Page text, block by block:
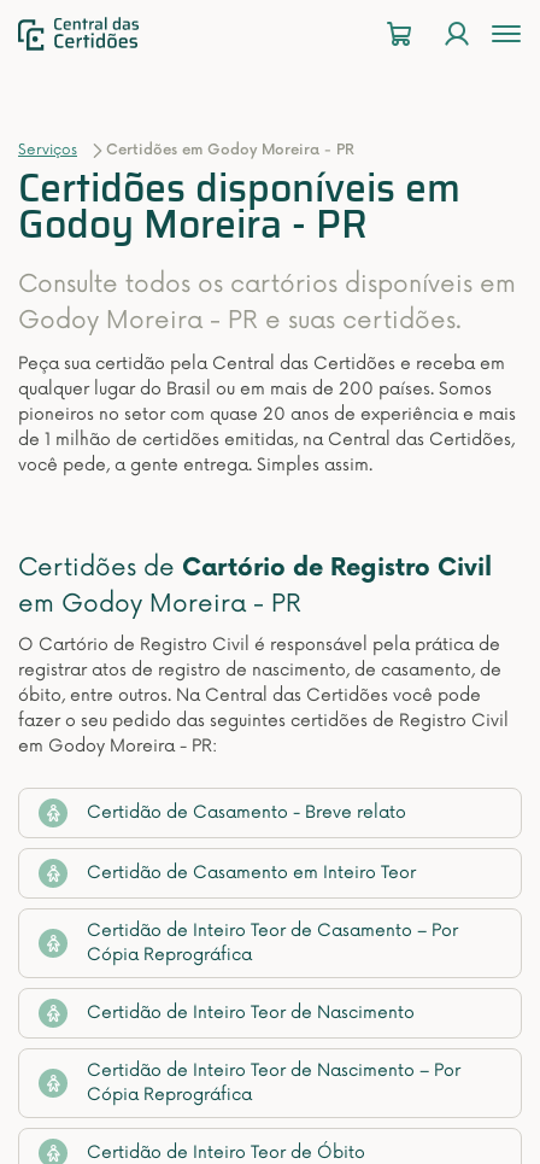
Serviços Certidões em Godoy Moreira - PR
Certidões disponíveis em
Godoy Moreira - PR
Consulte todos os cartórios disponíveis em
Godoy Moreira - PR e suas certidões.
Peça sua certidão pela Central das Certidões e receba em
qualquer lugar do Brasil ou em mais de 200 países. Somos
pioneiros no setor com quase 20 anos de experiência e mais
de 1 milhão de certidões emitidas, na Central das Certidões,
você pede, a gente entrega. Simples assim.
Certidões de Cartório de Registro Civil
em Godoy Moreira - PR
O Cartório de Registro Civil é responsável pela prática de
registrar atos de registro de nascimento, de casamento, de
óbito, entre outros. Na Central das Certidões você pode
fazer o seu pedido das seguintes certidões de Registro Civil
em Godoy Moreira - PR:
Certidão de Casamento - Breve relato
Certidão de Casamento em Inteiro Teor
Certidão de Inteiro Teor de Casamento – Por
Cópia Reprográfica
Certidão de Inteiro Teor de Nascimento
Certidão de Inteiro Teor de Nascimento – Por
Cópia Reprográfica
Certidão de Inteiro Teor de Óbito